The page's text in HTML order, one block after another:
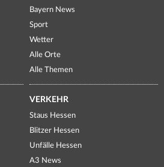
Bayern News
Sport
Wetter
Alle Orte
Alle Themen
VERKEHR
Staus Hessen
Blitzer Hessen
Unfälle Hessen
A3 News